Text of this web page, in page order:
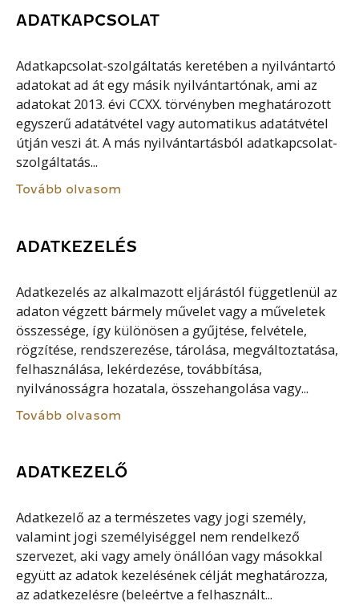
ADATKAPCSOLAT
Adatkapcsolat-szolgáltatás keretében a nyilvántartó
adatokat ad át egy másik nyilvántartónak, ami az
adatokat 2013. évi CCXX. törvényben meghatározott
egyszerű adatátvétel vagy automatikus adatátvétel
útján veszi át. A más nyilvántartásból adatkapcsolat-
szolgáltatás...
Tovább olvasom
ADATKEZELÉS
Adatkezelés az alkalmazott eljárástól függetlenül az
adaton végzett bármely művelet vagy a műveletek
összessége, így különösen a gyűjtése, felvétele,
rögzítése, rendszerezése, tárolása, megváltoztatása,
felhasználása, lekérdezése, továbbítása,
nyilvánosságra hozatala, összehangolása vagy...
Tovább olvasom
ADATKEZELŐ
Adatkezelő az a természetes vagy jogi személy,
valamint jogi személyiséggel nem rendelkező
szervezet, aki vagy amely önállóan vagy másokkal
együtt az adatok kezelésének célját meghatározza,
az adatkezelésre (beleértve a felhasznált...